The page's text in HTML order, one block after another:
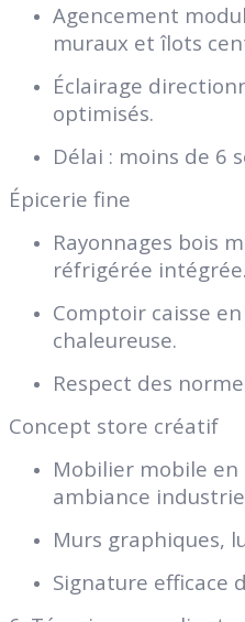
Agencement
muraux et îlots
Éclairage
optimisés.
Délai : moins de 6
Épicerie fine
Rayonnages bois
réfrigérée intégrée.
Comptoir caisse
chaleureuse.
Respect des
Concept store créatif
Mobilier mobile
ambiance
Murs graphiques,
Signature efficace